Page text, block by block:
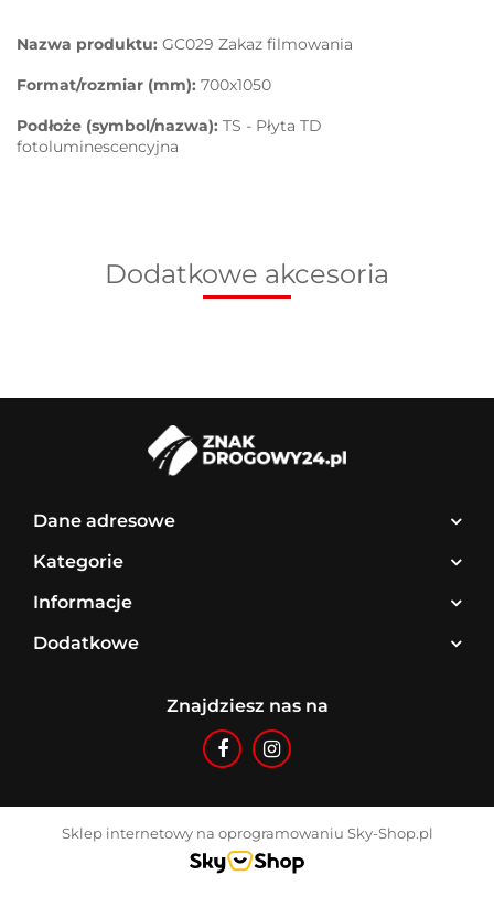
Nazwa produktu: GC029 Zakaz filmowania
Format/rozmiar (mm): 700x1050
Podłoże (symbol/nazwa): TS - Płyta TD
fotoluminescencyjna
Dodatkowe akcesoria
Dane adresowe
Kategorie
Informacje
Dodatkowe
Znajdziesz nas na
Sklep internetowy na oprogramowaniu Sky-Shop.pl